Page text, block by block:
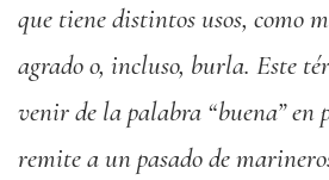
que tiene distintos usos, como
agrado o, incluso, burla. Este
venir de la palabra “buena” en
remite a un pasado de